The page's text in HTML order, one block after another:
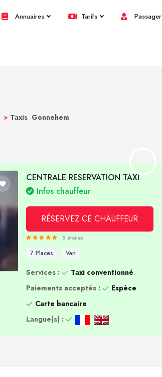
Annuaires Tarifs Passager
> Taxis Gonnehem
CENTRALE RESERVATION TAXI
Infos chauffeur
RÉSERVEZ CE CHAUFFEUR
5 étoiles
7 Places Van
Services :
Taxi conventionné
Paiements acceptés :
Espèce
Carte bancaire
Langue(s) :